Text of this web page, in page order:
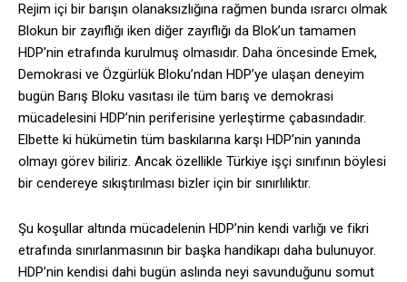
Rejim içi bir barışın olanaksızlığına rağmen bunda ısrarcı olmak
Blokun bir zayıflığı iken diğer zayıflığı da Blok’un tamamen
HDP’nin etrafında kurulmuş olmasıdır. Daha öncesinde Emek,
Demokrasi ve Özgürlük Bloku’ndan HDP’ye ulaşan deneyim
bugün Barış Bloku vasıtası ile tüm barış ve demokrasi
mücadelesini HDP’nin periferisine yerleştirme çabasındadır.
Elbette ki hükümetin tüm baskılarına karşı HDP’nin yanında
olmayı görev biliriz. Ancak özellikle Türkiye işçi sınıfının böylesi
bir cendereye sıkıştırılması bizler için bir sınırlılıktır.
Şu koşullar altında mücadelenin HDP’nin kendi varlığı ve fikri
etrafında sınırlanmasının bir başka handikapı daha bulunuyor.
HDP’nin kendisi dahi bugün aslında neyi savunduğunu somut